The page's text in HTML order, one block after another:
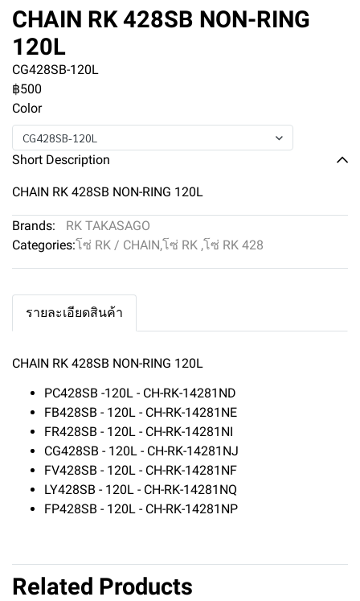
CHAIN RK 428SB NON-RING
120L
CG428SB-120L
฿500
Color
CG428SB-120L
Short Description
CHAIN RK 428SB NON-RING 120L
Brands:
RK TAKASAGO
Categories:โซ่ RK / CHAIN,โซ่ RK ,โซ่ RK 428
รายละเอียดสินค้า
CHAIN RK 428SB NON-RING 120L
PC428SB -120L - CH-RK-14281ND
FB428SB - 120L - CH-RK-14281NE
FR428SB - 120L - CH-RK-14281NI
CG428SB - 120L - CH-RK-14281NJ
FV428SB - 120L - CH-RK-14281NF
LY428SB - 120L - CH-RK-14281NQ
FP428SB - 120L - CH-RK-14281NP
Related Products